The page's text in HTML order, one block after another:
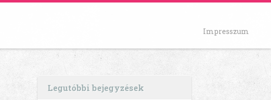
Impresszum
Legutóbbi bejegyzések